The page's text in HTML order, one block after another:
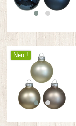
Neu !